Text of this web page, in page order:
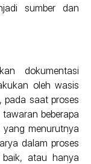
sumber dan
dokumentasi
oleh wasis
saat proses
beberapa
yang menurutnya
dalam proses
atau hanya